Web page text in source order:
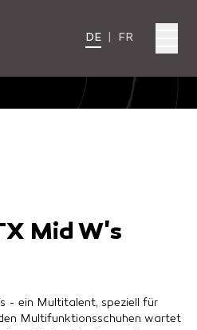
DE FR
Mid W's
- ein Multitalent, speziell für
Multifunktionsschuhen wartet